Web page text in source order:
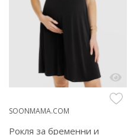
SOONMAMA.COM
Рокля за бременни и